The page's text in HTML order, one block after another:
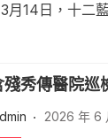
月14日，十二
殘秀傳醫院巡
2026 年 6